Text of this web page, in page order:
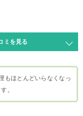
ミを見る
もほとんどいらなくなっ
。